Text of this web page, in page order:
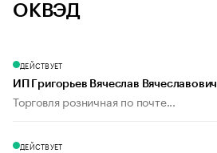
ОКВЭД
ДЕЙСТВУЕТ
ИП Григорьев Вячеслав Вячеславович
Торговля розничная по почте...
ДЕЙСТВУЕТ